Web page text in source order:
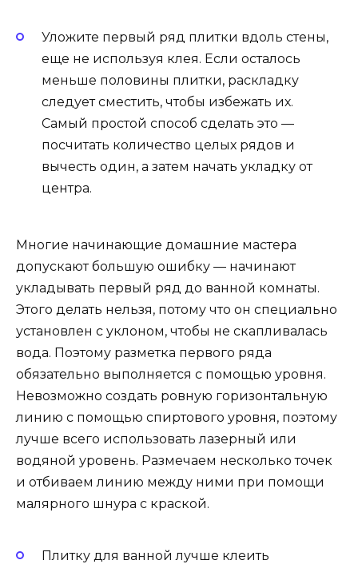
Уложите первый ряд плитки вдоль стены,
еще не используя клея. Если осталось
меньше половины плитки, раскладку
следует сместить, чтобы избежать их.
Самый простой способ сделать это —
посчитать количество целых рядов и
вычесть один, а затем начать укладку от
центра.
Многие начинающие домашние мастера
допускают большую ошибку — начинают
укладывать первый ряд до ванной комнаты.
Этого делать нельзя, потому что он специально
установлен с уклоном, чтобы не скапливалась
вода. Поэтому разметка первого ряда
обязательно выполняется с помощью уровня.
Невозможно создать ровную горизонтальную
линию с помощью спиртового уровня, поэтому
лучше всего использовать лазерный или
водяной уровень. Размечаем несколько точек
и отбиваем линию между ними при помощи
малярного шнура с краской.
Плитку для ванной лучше клеить